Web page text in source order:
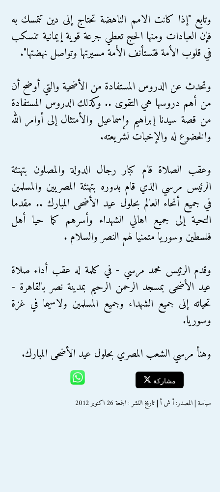
وتابع "إذا كانت الامم الناهضة تحتاج إلى دين تتمسك به
فإن العبادات ومنها الحج تعطي جرعة قوية إيمانية تنسكب
في قلوب الأمة فتستأنف الأمة مسيرتها وتواصل نهضتها".
وتحدث عن الدروس المستفادة من الأضحية والتي أوضح أن
من أهم دروسها هي التقوى .. وكذلك الدروس المستفادة
من قصة سيدنا إبراهيم وإسماعيل والأمتثال إلى أوامر الله
والخضوع له والإخبات لشريعته.
وعقب الصلاة قام كبار رجال الدولة والمصلون بتهنئة
الرئيس مرسي الذي قام بدوره بتهنئة المصريين والمسلمين
في جميع أنحاء العالم بحلول عيد الأضحى المبارك .. مقدما
التحية إلى جميع اهالي الشهداء وأسرهم كما حيا أهل
فلسطين وسوريا متمنيا لهم النصر والسلام .
وقدم الرئيس محمد مرسي - في كلمة له عقب أداء صلاة
عيد الأضحى بمسجد الرحمن الرحيم بمدينة نصر بالقاهرة -
تحياته إلى جميع الشهداء وجميع المسلمين ولاسيما في غزة
وسوريا.
وهنأ مرسي الشعب المصري بحلول عيد الأضحى المبارك.
مشاركة
سياسة | المصدر: أ ش أ | تاريخ النشر : الجمعة 26 اكتوبر 2012